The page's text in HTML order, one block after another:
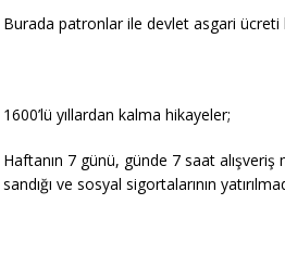
Burada patronlar ile devlet asgari ücreti
1600’lü yıllardan kalma hikayeler;
Haftanın 7 günü, günde 7 saat alışveriş
sandığı ve sosyal sigortalarının